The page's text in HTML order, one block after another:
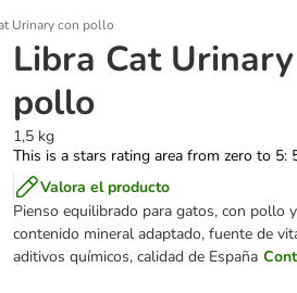
Urinary con pollo
Libra Cat
pollo
1,5 kg
This is a stars rating area from zero to 5:
Valora el producto
Pienso equilibrado para gatos, con pollo
contenido mineral adaptado, fuente de
aditivos químicos, calidad de España